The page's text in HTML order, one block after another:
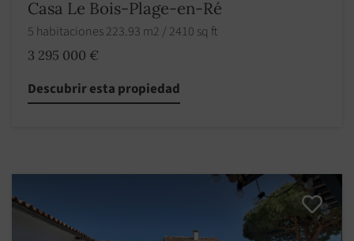
Casa Le Bois-Plage-en-Ré
5 habitaciones 223.93 m2 / 2410 sq ft
3 295 000 €
Descubrir esta propiedad